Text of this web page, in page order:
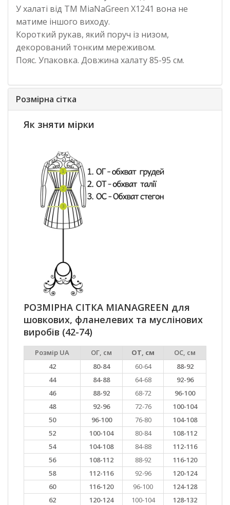
У халаті від ТМ MiaNaGreen Х1241 вона не
матиме іншого виходу.
Короткий рукав, який поруч із низом,
декорований тонким мереживом.
Пояс. Упаковка. Довжина халату 85-95 см.
Розмірна сітка
Як зняти мірки
РОЗМІРНА СІТКА MIANAGREEN для
шовкових, фланелевих та муслінових
виробів (42-74)
Розмір UA ОГ, см ОТ, см
ОС, см
42
80-84 60-64
88-92
44
84-88 64-68
92-96
46
88-92 68-72
96-100
48
92-96 72-76
100-104
50
96-100 76-80
104-108
52
100-104 80-84
108-112
54
104-108 84-88
112-116
56
108-112 88-92
116-120
58
112-116 92-96
120-124
60
116-120 96-100
124-128
62
120-124 100-104
128-132